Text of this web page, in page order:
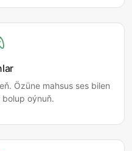
Özüne mahsus ses bilen
oýnuň.